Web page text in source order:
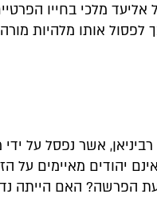
מלכי בחייו
לפסול אותו מלהיות
אשר נפסל על
יהודים מאיימים על
הפרשה? האם הייתה